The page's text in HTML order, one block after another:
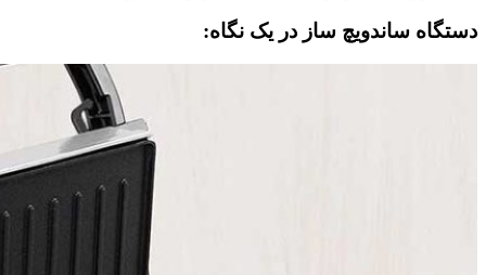
دستگاه ساندویچ ساز در یک نگاه: